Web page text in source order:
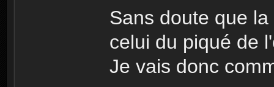
Sans doute que
celui du piqué de
Je vais donc